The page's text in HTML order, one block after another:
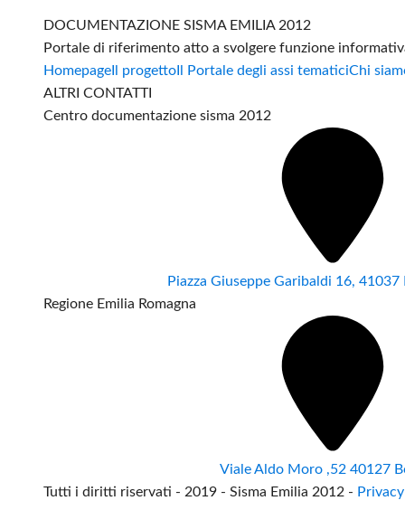
DOCUMENTAZIONE SISMA EMILIA 2012
Portale di riferimento atto a svolgere funzione
Homepage Il progetto Il Portale degli assi tematiciChi
ALTRI CONTATTI
Centro documentazione sisma 2012
Piazza Giuseppe Garibaldi 16,
Regione Emilia Romagna
Viale Aldo Moro ,52 40127
Tutti i diritti riservati - 2019 - Sisma Emilia 2012 -